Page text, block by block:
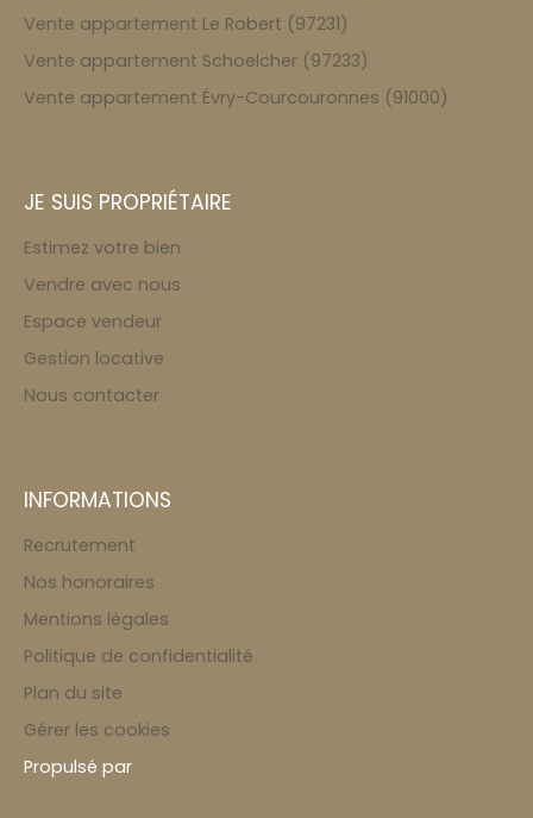
Vente appartement Le Robert (97231)
Vente appartement Schoelcher (97233)
Vente appartement Évry-Courcouronnes (91000)
JE SUIS PROPRIÉTAIRE
Estimez votre bien
Vendre avec nous
Espace vendeur
Gestion locative
Nous contacter
INFORMATIONS
Recrutement
Nos honoraires
Mentions légales
Politique de confidentialité
Plan du site
Gérer les cookies
Propulsé par